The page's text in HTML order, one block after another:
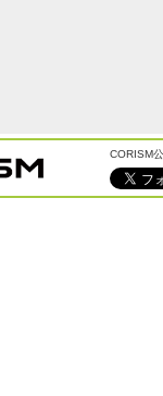
CORISM